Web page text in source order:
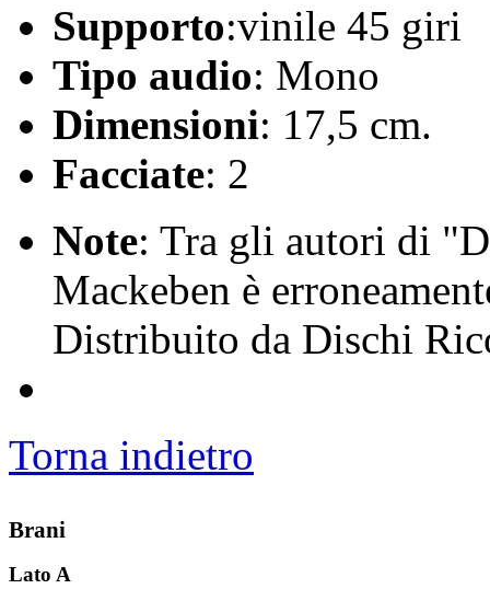
Supporto:vinile 45 giri
Tipo audio: Mono
Dimensioni: 17,5 cm.
Facciate: 2
Note: Tra gli autori di
Mackeben è
Distribuito da Dischi
Torna indietro
Brani
Lato A